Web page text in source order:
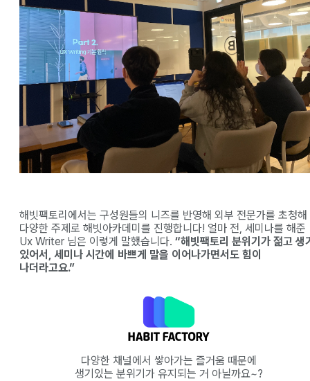
해빗팩토리에서는 구성원들의 니즈를 반영해 외부 전문가를 초청해
다양한 주제로 해빗아카데미를 진행합니다! 얼마 전, 세미나를 해준
Ux Writer 님은 이렇게 말했습니다. “해빗팩토리 분위기가 젊고 생
있어서, 세미나 시간에 바쁘게 말을 이어나가면서도 힘이
나더라고요.”
다양한 채널에서 쌓아가는 즐거움 때문에
생기있는 분위기가 유지되는 거 아닐까요~?